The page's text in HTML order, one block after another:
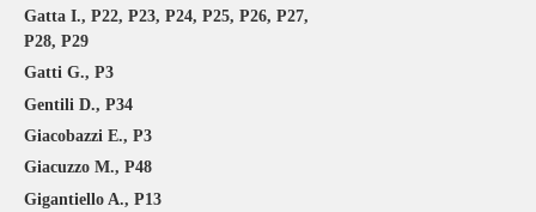
Gatta I., P22, P23, P24, P25, P26, P27,
P28, P29
Gatti G., P3
Gentili D., P34
Giacobazzi E., P3
Giacuzzo M., P48
Gigantiello A., P13